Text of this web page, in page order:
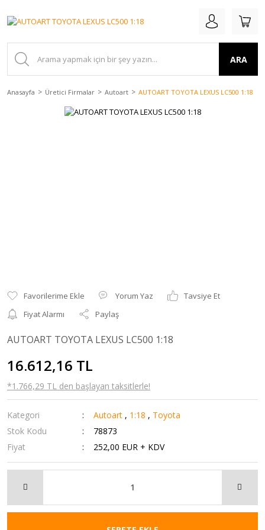
ARA
Anasayfa Üretici Firmalar Autoart AUTOART TOYOTA LEXUS LC500 1:18
Yorum Yaz
Tavsiye Et
Fiyat Alarmı
Paylaş
AUTOART TOYOTA LEXUS LC500 1:18
16.612,16 TL
*1.766,29 TL den başlayan taksitlerle!
Kategori Autoart , 1:18 , Toyota
Stok Kodu
78873
Fiyat
252,00 EUR + KDV